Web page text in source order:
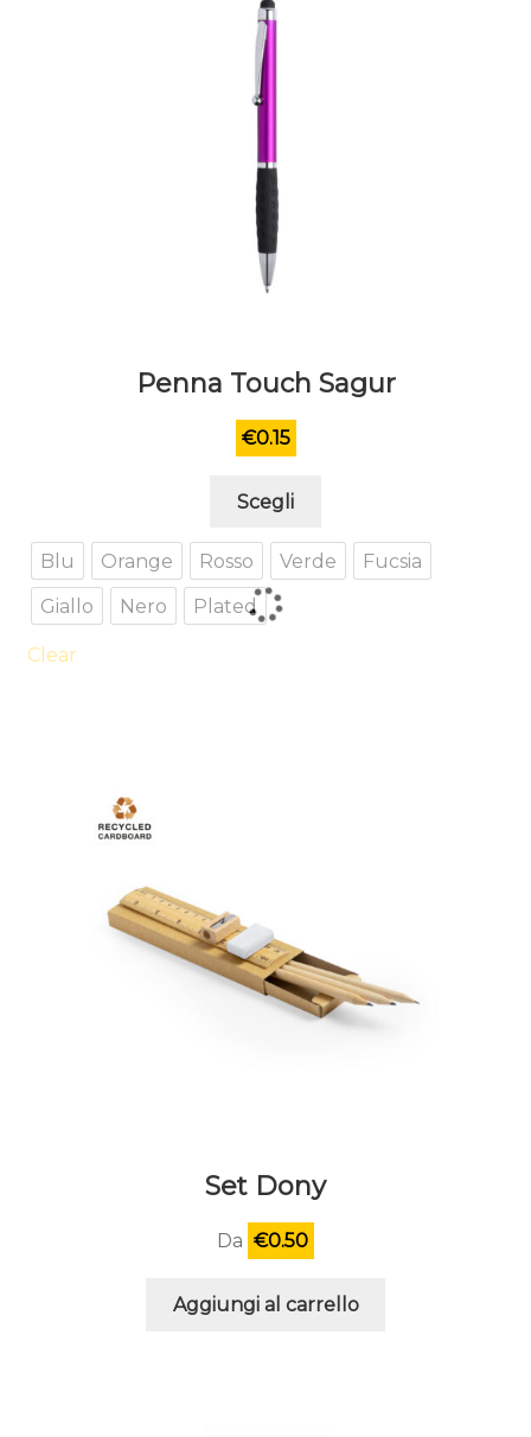
Penna Touch Sagur
€0.15
Scegli
ha
più
Blu Orange Rosso Verde
Fucsia
Giallo
Nero Plated
Clear
Set Dony
Da €0.50
Aggiungi al carrello